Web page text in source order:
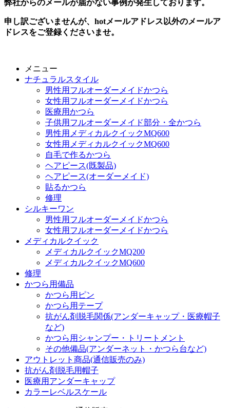
弊社からのメールが届かない事例が発生しております。
申し訳ございませんが、hotメールアドレス以外のメールア
ドレスをご登録くださいませ。
メニュー
ナチュラルスタイル
男性用フルオーダーメイドかつら
女性用フルオーダーメイドかつら
医療用かつら
子供用フルオーダーメイド部分・全かつら
男性用メディカルクイックMQ600
女性用メディカルクイックMQ600
自毛で作るかつら
ヘアピース(既製品)
ヘアピース(オーダーメイド)
貼るかつら
修理
シルキーワン
男性用フルオーダーメイドかつら
女性用フルオーダーメイドかつら
メディカルクイック
メディカルクイックMQ200
メディカルクイックMQ600
修理
かつら用備品
かつら用ピン
かつら用テープ
抗がん剤脱毛関係(アンダーキャップ・医療帽子
など)
かつら用シャンプー・トリートメント
その他備品(アンダーネット・かつら台など)
アウトレット商品(通信販売のみ)
抗がん剤脱毛用帽子
医療用アンダーキャップ
カラーレベルスケール